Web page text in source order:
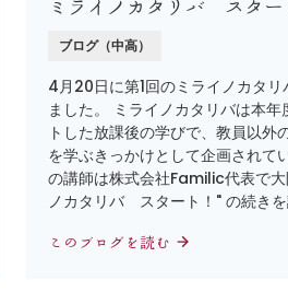
ミライノカタリバ スター
ブログ（中高）
4月20日に第1回のミライノカタリ
ました。 ミライノカタリバは本年
トした放課後の学びで、教員以外
を学ぶきっかけとして企画されて
の講師は株式会社Familic代表で
ノカタリバ スタート！" の続き
このブログを読む